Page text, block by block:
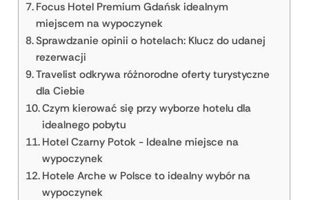
Focus Hotel Premium Gdańsk idealnym
miejscem na wypoczynek
Sprawdzanie opinii o hotelach: Klucz do udanej
rezerwacji
Travelist odkrywa różnorodne oferty turystyczne
dla Ciebie
Czym kierować się przy wyborze hotelu dla
idealnego pobytu
Hotel Czarny Potok - Idealne miejsce na
wypoczynek
Hotele Arche w Polsce to idealny wybór na
wypoczynek